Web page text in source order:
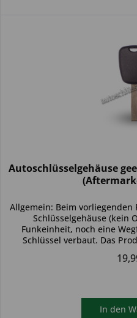
Autoschlüsselgehäuse
Allgemein: Beim
Schlüsselgehäuse (kein
Funkeinheit, noch eine
Schlüssel verbaut. Das
In den